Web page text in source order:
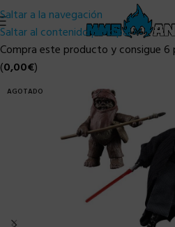
Saltar a la navegación
Saltar al contenido principal
Compra este producto y consigue
(0,00€)
AGOTADO